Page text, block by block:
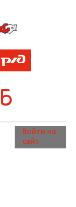
Войти на
сайт